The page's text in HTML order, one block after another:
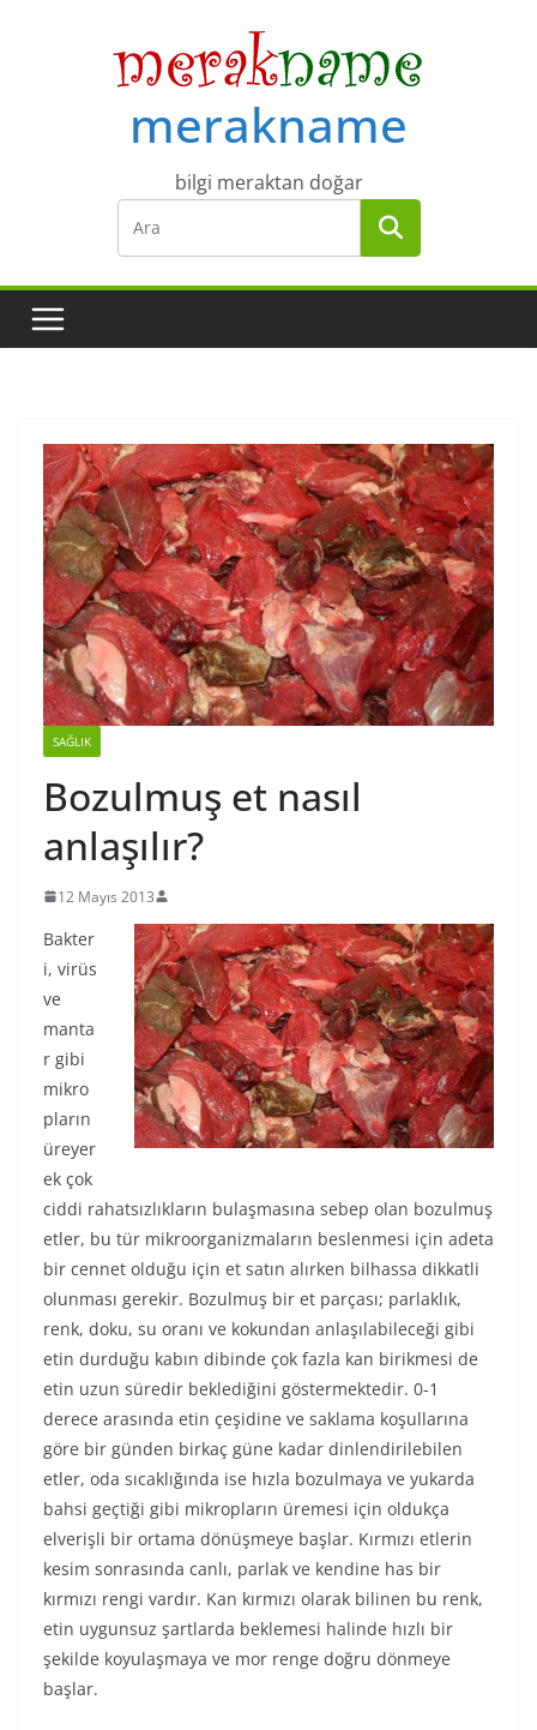
merakname
bilgi meraktan doğar
SAĞLIK
Bozulmuş et nasıl
anlaşılır?
12 Mayıs 2013
Bakter
i, virüs
ve
manta
r gibi
mikro
pların
üreyer
ek çok
ciddi rahatsızlıkların bulaşmasına sebep olan bozulmuş
etler, bu tür mikroorganizmaların beslenmesi için adeta
bir cennet olduğu için et satın alırken bilhassa dikkatli
olunması gerekir. Bozulmuş bir et parçası; parlaklık,
renk, doku, su oranı ve kokundan anlaşılabileceği gibi
etin durduğu kabın dibinde çok fazla kan birikmesi de
etin uzun süredir beklediğini göstermektedir. 0-1
derece arasında etin çeşidine ve saklama koşullarına
göre bir günden birkaç güne kadar dinlendirilebilen
etler, oda sıcaklığında ise hızla bozulmaya ve yukarda
bahsi geçtiği gibi mikropların üremesi için oldukça
elverişli bir ortama dönüşmeye başlar. Kırmızı etlerin
kesim sonrasında canlı, parlak ve kendine has bir
kırmızı rengi vardır. Kan kırmızı olarak bilinen bu renk,
etin uygunsuz şartlarda beklemesi halinde hızlı bir
şekilde koyulaşmaya ve mor renge doğru dönmeye
başlar.